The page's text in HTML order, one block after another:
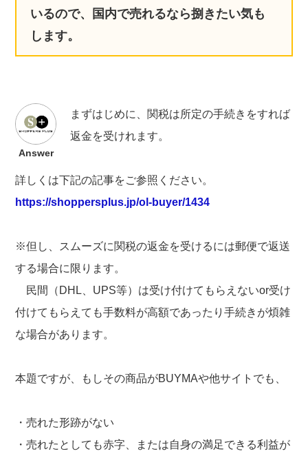
いるので、国内で売れるなら捌きたい気も
します。
Answer
まずはじめに、関税は所定の手続きをすれば
返金を受けれます。
詳しくは下記の記事をご参照ください。
https://shoppersplus.jp/ol-buyer/1434
※但し、スムーズに関税の返金を受けるには郵便で返送
する場合に限ります。
民間（DHL、UPS等）は受け付けてもらえないor受け
付けてもらえても手数料が高額であったり手続きが煩雑
な場合があります。
本題ですが、もしその商品がBUYMAや他サイトでも、
・売れた形跡がない
・売れたとしても赤字、または自身の満足できる利益が